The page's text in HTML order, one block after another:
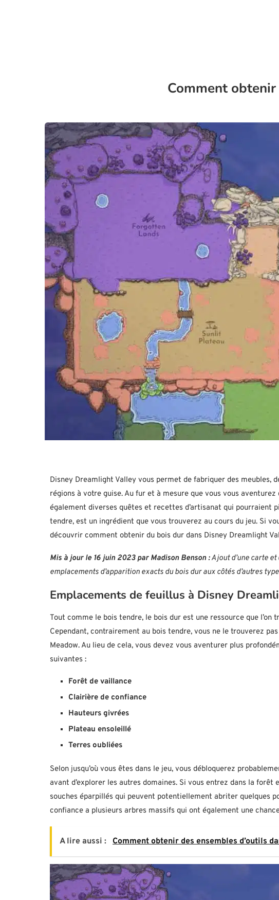
Comment
Disney Dreamlight Valley vous permet de fabriquer des meubles,
régions à votre guise. Au fur et à mesure que vous vous
également diverses quêtes et recettes d’artisanat qui pourraient
tendre, est un ingrédient que vous trouverez au cours du jeu. Si
découvrir comment obtenir du bois dur dans Disney Dreamlight
Mis à jour le 16 juin 2023 par Madison Benson :Ajout d’une carte
emplacements d’apparition exacts du bois dur aux côtés d’autres
Emplacements de feuillus à Disney
Tout comme le bois tendre, le bois dur est une ressource que l’on
Cependant, contrairement au bois tendre, vous ne le trouverez
Meadow. Au lieu de cela, vous devez vous aventurer plus
suivantes :
Forêt de vaillance
Clairière de confiance
Hauteurs givrées
Plateau ensoleillé
Terres oubliées
Selon jusqu’où vous êtes dans le jeu, vous débloquerez
avant d’explorer les autres domaines. Si vous entrez dans la
souches éparpillés qui peuvent potentiellement abriter quelques
confiance a plusieurs arbres massifs qui ont également une
A lire aussi : Comment obtenir des ensembles d’outils